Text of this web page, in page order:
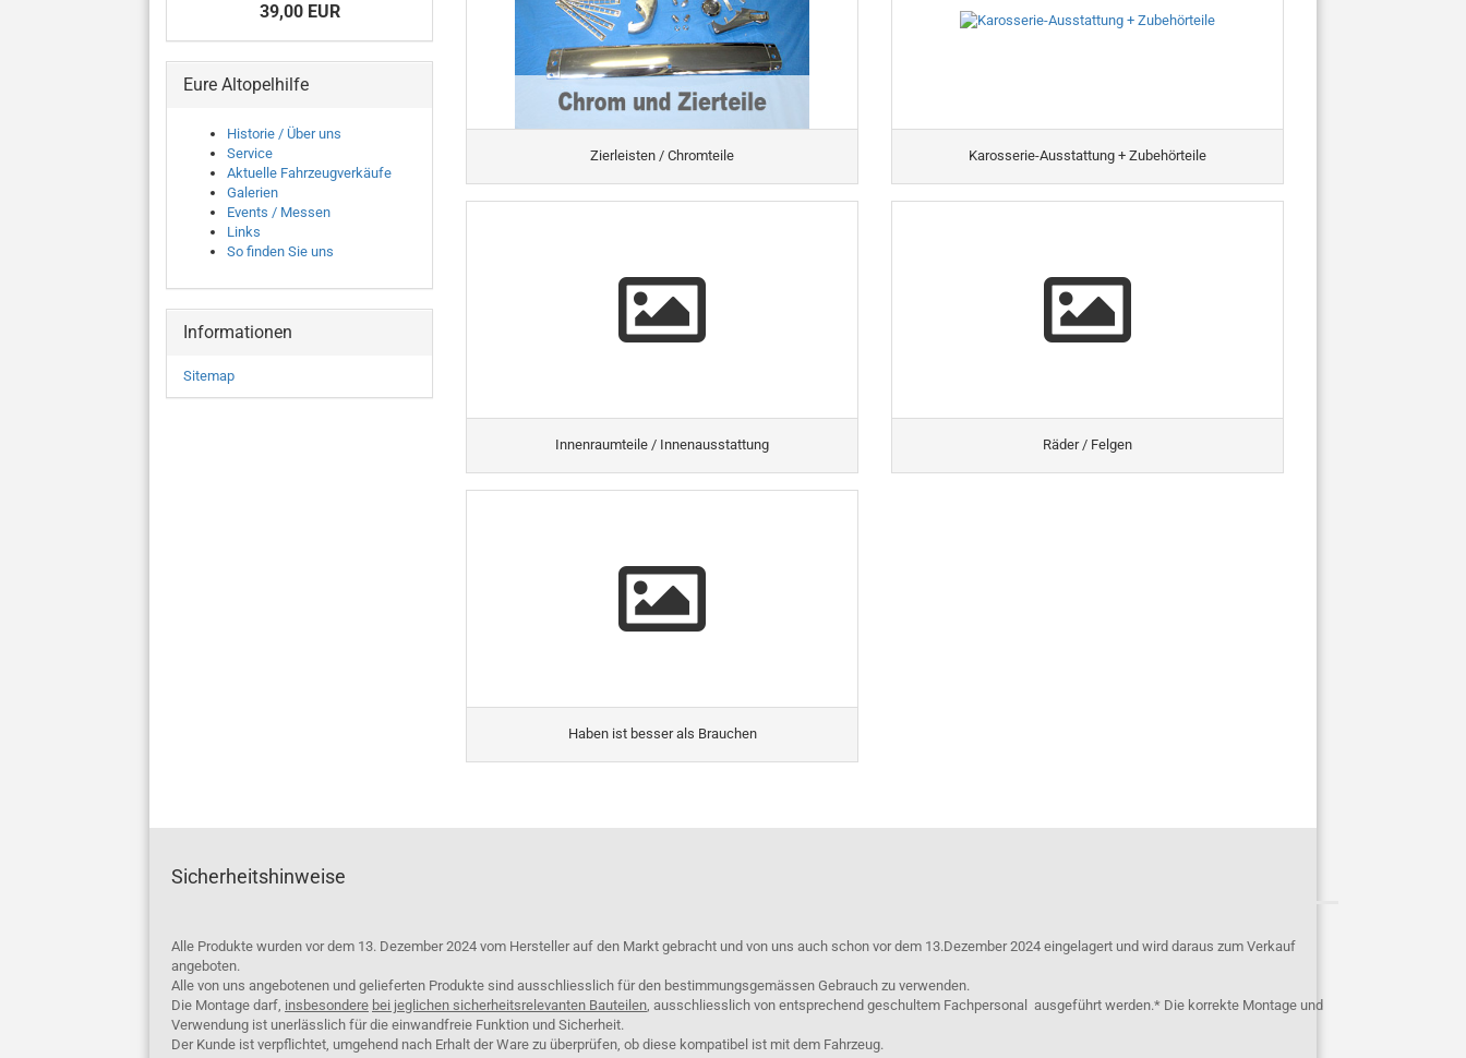
Zierleisten / Chromteile Karosserie-Ausstattung + Zubehörteile
Innenraumteile / Innenausstattung Räder / Felgen
Haben ist besser als Brauchen
39,00 EUR
Eure Altopelhilfe
Historie / Über uns
Service
Aktuelle Fahrzeugverkäufe
Galerien
Events / Messen
Links
So finden Sie uns
Informationen
Sitemap
Sicherheitshinweise
Alle Produkte wurden vor dem 13. Dezember 2024 vom Hersteller auf den Markt gebracht und von uns auch schon vor dem 13.Dezember 2024 eingelagert und wird daraus zum Verkauf
angeboten.
Alle von uns angebotenen und gelieferten Produkte sind ausschliesslich für den bestimmungsgemässen Gebrauch zu verwenden.
Die Montage darf, insbesondere bei jeglichen sicherheitsrelevanten Bauteilen , ausschliesslich von entsprechend geschultem Fachpersonal ausgeführt werden.* Die korrekte Montage und
Verwendung ist unerlässlich für die einwandfreie Funktion und Sicherheit.
Der Kunde ist verpflichtet, umgehend nach Erhalt der Ware zu überprüfen, ob diese kompatibel ist mit dem Fahrzeug.